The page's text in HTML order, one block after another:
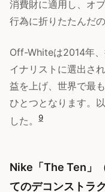
消費財に適用し、オ
行為に折りたたんだの
Off-Whiteは2014年
イナリストに選出さ
益を上げ、世界で最
ひとつとなります。
した。
9
Nike「The Ten」
てのデコンストラ